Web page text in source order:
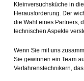
Kleinversuchsküche in
Herausforderung. Der
die Wahl eines Partners,
technischen Aspekte
Wenn Sie mit uns
Sie gewinnen ein Team
Verfahrenstechnikern,